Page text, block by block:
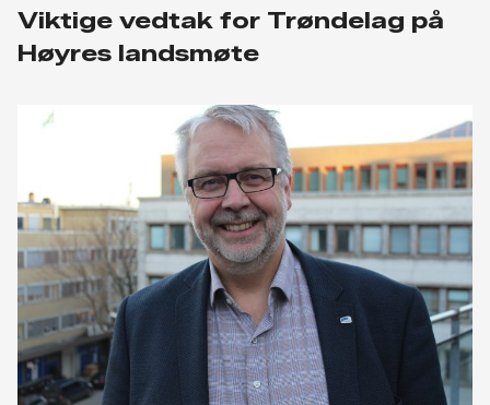
Viktige vedtak for Trøndelag på
Høyres landsmøte